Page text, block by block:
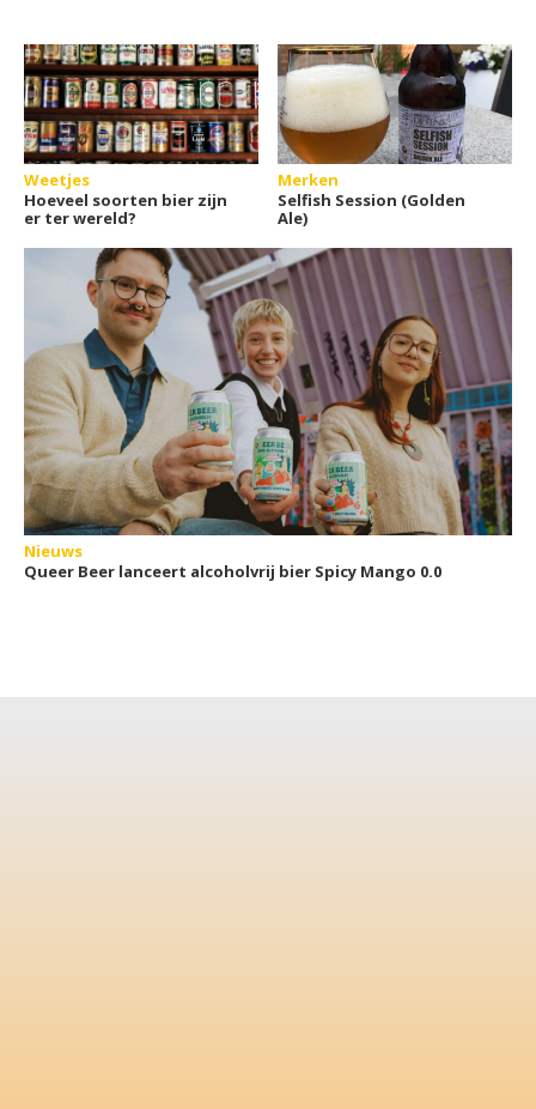
Weetjes
Hoeveel soorten bier zijn
er ter wereld?
Merken
Selfish Session (Golden
Ale)
Nieuws
Queer Beer lanceert alcoholvrij bier Spicy Mango 0.0